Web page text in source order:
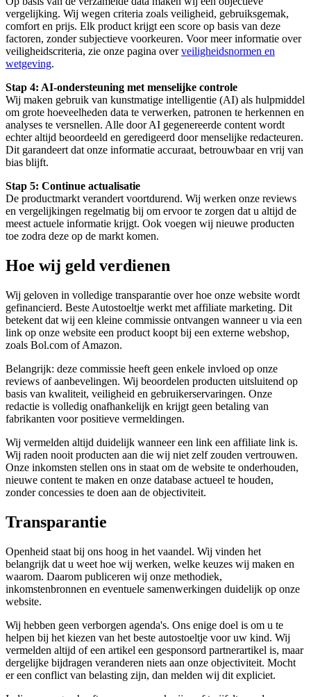
vergelijking. Wij wegen criteria zoals veiligheid, gebruiksgemak,
comfort en prijs. Elk product krijgt een score op basis van deze
factoren, zonder subjectieve voorkeuren. Voor meer informatie over
veiligheidscriteria, zie onze pagina overveiligheidsnormen en
wetgeving.
Stap 4: AI-ondersteuning met menselijke controle
Wij maken gebruik van kunstmatige intelligentie (AI) als hulpmiddel
om grote hoeveelheden data te verwerken, patronen te herkennen en
analyses te versnellen. Alle door AI gegenereerde content wordt
echter altijd beoordeeld en geredigeerd door menselijke redacteuren.
Dit garandeert dat onze informatie accuraat, betrouwbaar en vrij van
bias blijft.
Stap 5: Continue actualisatie
De productmarkt verandert voortdurend. Wij werken onze reviews
en vergelijkingen regelmatig bij om ervoor te zorgen dat u altijd de
meest actuele informatie krijgt. Ook voegen wij nieuwe producten
toe zodra deze op de markt komen.
Hoe wij geld verdienen
Wij geloven in volledige transparantie over hoe onze website wordt
gefinancierd. Beste Autostoeltje werkt met affiliate marketing. Dit
betekent dat wij een kleine commissie ontvangen wanneer u via een
link op onze website een product koopt bij een externe webshop,
zoals Bol.com of Amazon.
Belangrijk: deze commissie heeft geen enkele invloed op onze
reviews of aanbevelingen. Wij beoordelen producten uitsluitend op
basis van kwaliteit, veiligheid en gebruikerservaringen. Onze
redactie is volledig onafhankelijk en krijgt geen betaling van
fabrikanten voor positieve vermeldingen.
Wij vermelden altijd duidelijk wanneer een link een affiliate link is.
Wij raden nooit producten aan die wij niet zelf zouden vertrouwen.
Onze inkomsten stellen ons in staat om de website te onderhouden,
nieuwe content te maken en onze database actueel te houden,
zonder concessies te doen aan de objectiviteit.
Transparantie
Openheid staat bij ons hoog in het vaandel. Wij vinden het
belangrijk dat u weet hoe wij werken, welke keuzes wij maken en
waarom. Daarom publiceren wij onze methodiek,
inkomstenbronnen en eventuele samenwerkingen duidelijk op onze
website.
Wij hebben geen verborgen agenda's. Ons enige doel is om u te
helpen bij het kiezen van het beste autostoeltje voor uw kind. Wij
vermelden altijd of een artikel een gesponsord partnerartikel is, maar
dergelijke bijdragen veranderen niets aan onze objectiviteit. Mocht
er een conflict van belasting zijn, dan melden wij dit expliciet.